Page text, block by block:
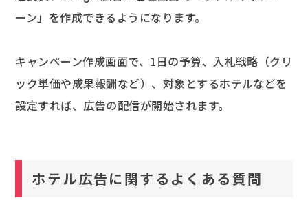
ーン」を作成できるようになります。
キャンペーン作成画面で、1日の予算、入札戦略（クリ
ック単価や成果報酬など）、対象とするホテルなどを
設定すれば、広告の配信が開始されます。
ホテル広告に関するよくある質問